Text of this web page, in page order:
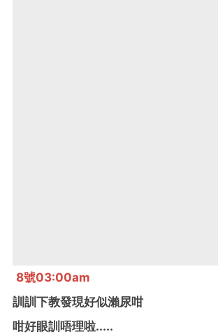
8號03:00am
訓訓下教發現好似瀨尿咁
咁好眼訓唔理啦.....